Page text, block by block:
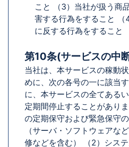
こと （3）当社が扱う商
害する行為をすること （
に反する行為をすること
第10条(サービスの中
当社は、本サービスの稼動
めに、次の各号の一に該当
に、本サービスの全てある
定期間停止することがあり
の定期保守および緊急保守
（サーバ・ソフトウェアな
修などを含む） （2）シス